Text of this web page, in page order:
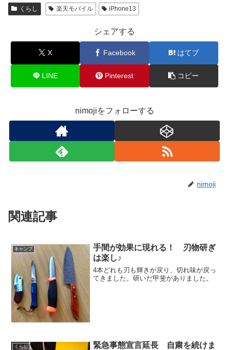
くらし 楽天モバイル iPhone13
シェアする
X Facebook はてブ
LINE Pinterest コピー
nimojiをフォローする
nimoji
関連記事
キャンプ
手間が効果に現れる！ 刃物研ぎ
は楽し♪
4本どれも刃も輝きが戻り、切れ味が戻っ
てきました。研いだ甲斐がありました。
くらし
緊急事態宣言延長 自粛を続けま